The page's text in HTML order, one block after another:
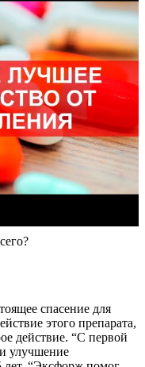
спасение для
этого препарата,
действие. “С первой
улучшение